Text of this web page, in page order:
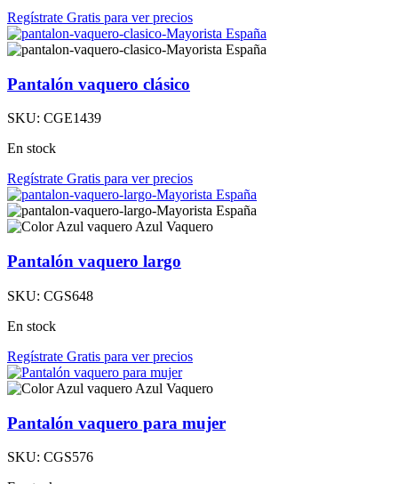
Regístrate Gratis para ver precios
Pantalón vaquero clásico
SKU: CGE1439
En stock
Regístrate Gratis para ver precios
Azul Vaquero
Pantalón vaquero largo
SKU: CGS648
En stock
Regístrate Gratis para ver precios
Azul Vaquero
Pantalón vaquero para mujer
SKU: CGS576